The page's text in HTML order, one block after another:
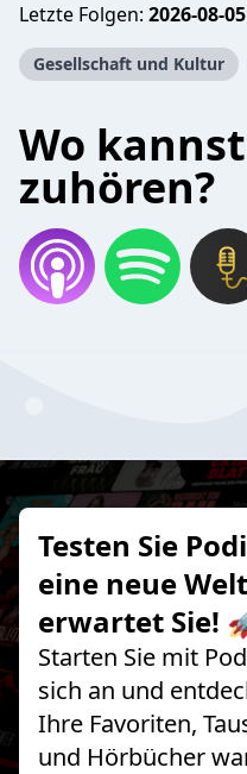
Letzte Folgen: 2026-08-05
Gesellschaft und Kultur
Wo
zuhören?
Testen Sie
eine neue
erwartet Sie!
Starten Sie mit
sich an und
Ihre Favoriten,
und Hörbücher